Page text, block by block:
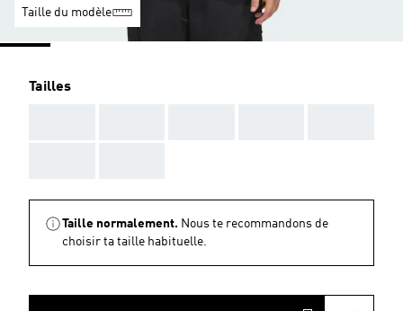
Taille du modèle
Tailles
Taille normalement. Nous te recommandons de
choisir ta taille habituelle.